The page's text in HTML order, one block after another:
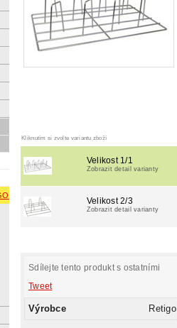
Kliknutím si zvolte variantu zboží
Velikost 1/1
Zobrazit detail varianty
Velikost 2/3
Zobrazit detail varianty
Sdílejte tento produkt s ostatními
Tweet
Výrobce Retigo